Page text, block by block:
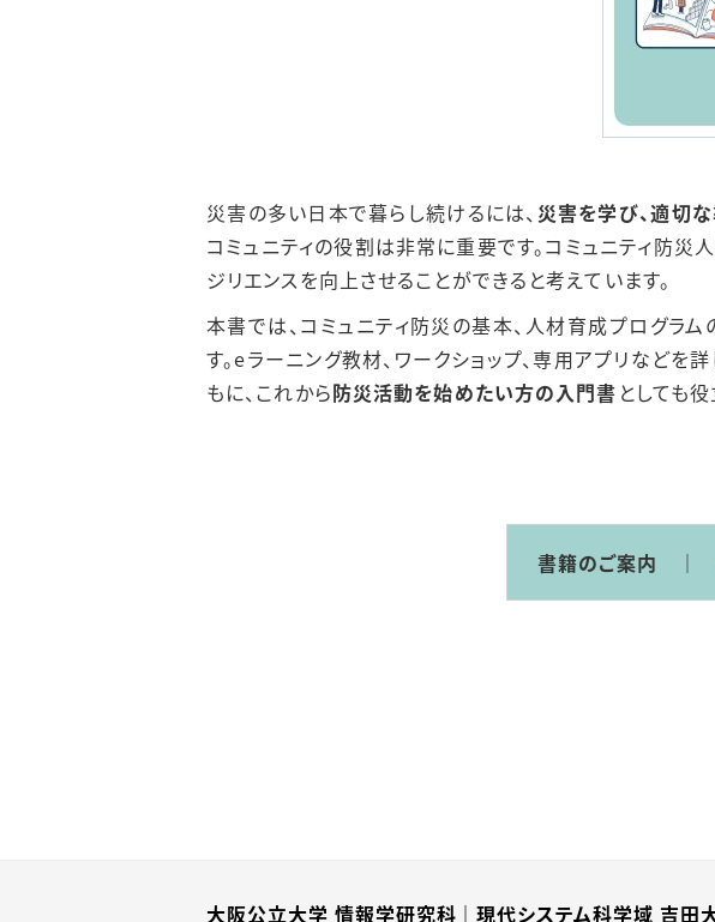
災害の多い日本で暮らし続けるには、 災害を学び、適切
コミュニティの役割は非常に重要です。コミュニティ防災
ジリエンスを向上させることができると考えています。
本書では、コミュニティ防災の基本、人材育成プログラ
す。eラーニング教材、ワークショップ、専用アプリなど
もに、これから防災活動を始めたい方の入門書 としても
書籍のご案内 ｜
大阪公立大学 情報学研究科｜現代システム科学域 吉田